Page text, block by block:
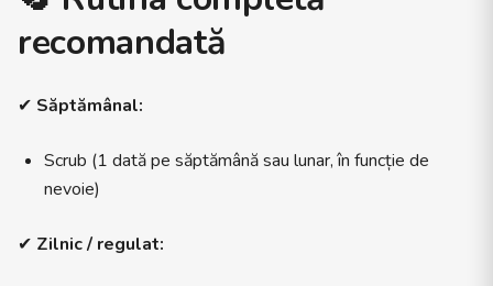
recomandată
✔ Săptămânal:
Scrub (1 dată pe săptămână sau lunar, în funcție de
nevoie)
✔ Zilnic / regulat: